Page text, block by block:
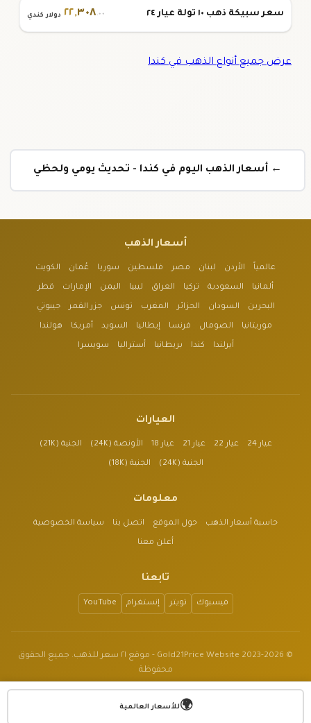
🌍للأسعار العالمية
سعر سبيكة ذهب ١٠ تولة عيار ٢٤ ٢٢,٣٠٨.٠٠ دولار كندي
عرض جميع أنواع الذهب في كندا
← أسعار الذهب اليوم في كندا - تحديث يومي ولحظي
أسعار الذهب
عالمياً الأردن لبنان مصر فلسطين سوريا عُمان الكويت
ألمانيا السعودية تركيا العراق ليبيا اليمن الإمارات قطر
البحرين السودان الجزائر المغرب تونس جزر القمر جيبوتي
موريتانيا الصومال فرنسا إيطاليا السويد أمريكا هولندا
أيرلندا كندا بريطانيا أستراليا سويسرا
العيارات
عيار 24 عيار 22 عيار 21 عيار 18 الأونصة (24K) الجنية (21K)
الجنية (24K) الجنية (18K)
معلومات
حاسبة أسعار الذهب حول الموقع اتصل بنا سياسة الخصوصية
أعلن معنا
تابعنا
فيسبوك تويتر إنستغرام YouTube
© 2023-2026 Gold21Price Website - موقع ٢١ سعر للذهب. جميع الحقوق
محفوظة
الموقع للأغراض الإعلامية فقط وليس نصيحة مالية.
v1.3.2